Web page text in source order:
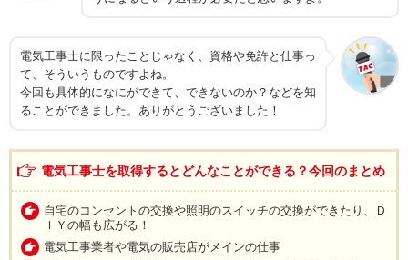
電気工事士に限ったことじゃなく、資格や免許と仕事っ
て、そういうものですよね。
今回も具体的になにができて、できないのか？などを知
ることができました。ありがとうございました！
電気工事士を取得するとどんなことができる？今回のまとめ
自宅のコンセントの交換や照明のスイッチの交換ができたり、Ｄ
ＩＹの幅も広がる！
電気工事業者や電気の販売店がメインの仕事